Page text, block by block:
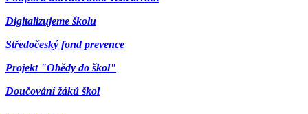
Digitalizujeme školu
Středočeský fond prevence
Projekt "Obědy do škol"
Doučování žáků škol